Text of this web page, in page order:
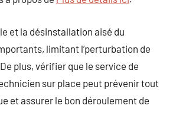
et la désinstallation aisé du
limitant l’perturbation de
plus, vérifier que le service de
sur place peut prévenir tout
et assurer le bon déroulement de